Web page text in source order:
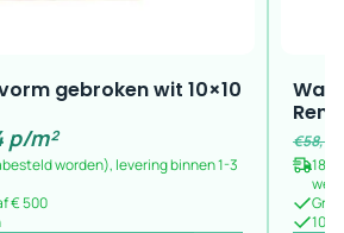
gebroken wit 10×10
p/m²
worden), levering binnen 1-3
€ 500
€58,73
18